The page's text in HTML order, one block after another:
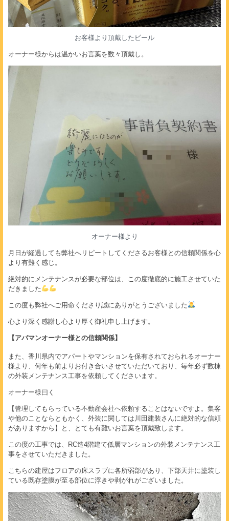
お客様より頂戴したビール
オーナー様からは温かいお言葉を数々頂戴し。
オーナー様より
月日が経過しても弊社へリピートしてくださるお客様との信頼関係を心
より有難く感じ。
絶対的にメンテナンスが必要な部位は、この度徹底的に施工させていた
だきました
この度も弊社へご用命くださり誠にありがとうございました
心より深く感謝し心より厚く御礼申し上げます。
【アパマンオーナー様との信頼関係】
また、香川県内でアパートやマンションを保有されておられるオーナー
様より、何年も前よりお付き合いさせていただいており、毎年必ず数棟
の外装メンテナンス工事を依頼してくださいます。
オーナー様曰く
【管理してもらっている不動産会社へ依頼することはないですよ。集客
や他のことならともかく、外装に関しては川田建装さんに絶対的な信頼
がありますから】と、とても有難いお言葉を頂戴致します。
この度の工事では、RC造4階建て低層マンションの外装メンテナンス工
事をさせていただきました。
こちらの建屋はフロアの床スラブに各所弱部があり、下部天井に塗装し
ている既存塗膜が至る部位に浮きや剥がれがございました。